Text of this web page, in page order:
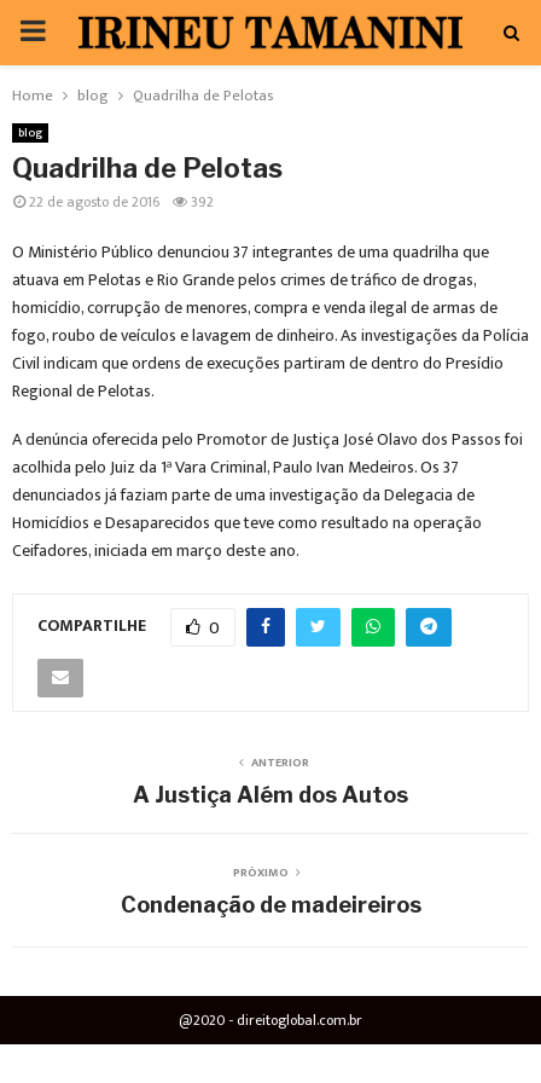
PRIMARY
MENU
Home blog Quadrilha de Pelotas
blog
Quadrilha de Pelotas
22 de agosto de 2016 392
O Ministério Público denunciou 37 integrantes de uma quadrilha que
atuava em Pelotas e Rio Grande pelos crimes de tráfico de drogas,
homicídio, corrupção de menores, compra e venda ilegal de armas de
fogo, roubo de veículos e lavagem de dinheiro. As investigações da Polícia
Civil indicam que ordens de execuções partiram de dentro do Presídio
Regional de Pelotas.
A denúncia oferecida pelo Promotor de Justiça José Olavo dos Passos foi
acolhida pelo Juiz da 1ª Vara Criminal, Paulo Ivan Medeiros. Os 37
denunciados já faziam parte de uma investigação da Delegacia de
Homicídios e Desaparecidos que teve como resultado na operação
Ceifadores, iniciada em março deste ano.
COMPARTILHE 0
ANTERIOR
A Justiça Além dos Autos
PRÓXIMO
Condenação de madeireiros
@2020 - direitoglobal.com.br